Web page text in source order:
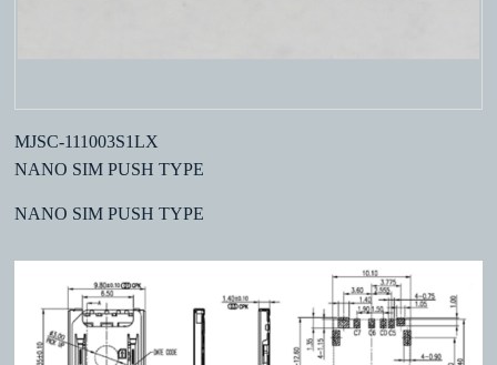
MJSC-111003S1LX
NANO SIM PUSH TYPE
NANO SIM PUSH TYPE